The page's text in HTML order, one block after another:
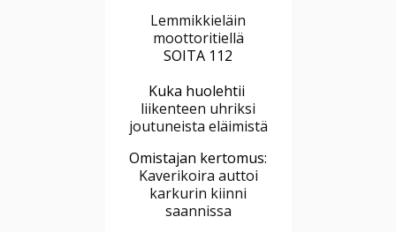
Lemmikkieläin
moottoritiellä
SOITA 112
Kuka huolehtii
liikenteen uhriksi
joutuneista eläimistä
Omistajan kertomus:
Kaverikoira auttoi
karkurin kiinni
saannissa